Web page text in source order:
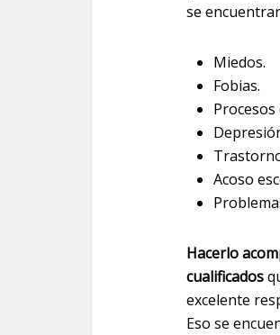
se
Miedos.
Fobias.
Procesos
Acoso
Hacerlo
cualificados
excelente
Eso se